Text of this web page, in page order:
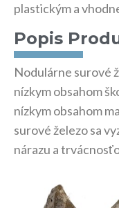
plastickým a
Popis
Nodulárne surové
nízkym obsahom
nízkym obsahom
surové železo sa
nárazu a